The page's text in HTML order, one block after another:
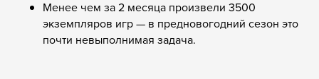
Менее чем за 2 месяца произвели 3500
экземпляров игр — в предновогодний сезон это
почти невыполнимая задача.